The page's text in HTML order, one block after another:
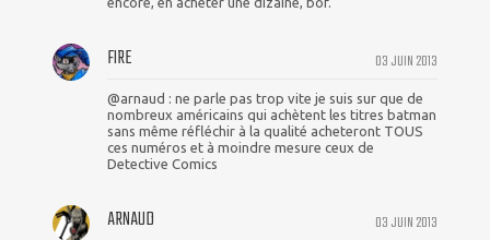
03 JUIN 2013
FIRE
@arnaud : ne parle pas trop vite je suis sur que de
nombreux américains qui achètent les titres batman
sans même réfléchir à la qualité acheteront TOUS
ces numéros et à moindre mesure ceux de
Detective Comics
03 JUIN 2013
ARNAUD